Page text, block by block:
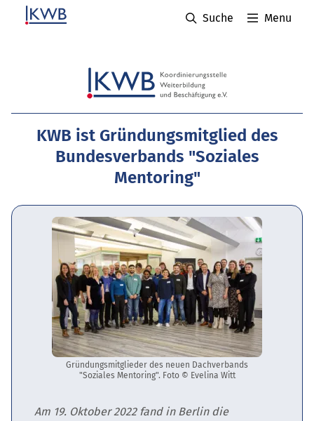
Suche Menu
KWB ist Gründungsmitglied des
Bundesverbands "Soziales
Mentoring"
Gründungsmitglieder des neuen Dachverbands
"Soziales Mentoring". Foto © Evelina Witt
Am 19. Oktober 2022 fand in Berlin die